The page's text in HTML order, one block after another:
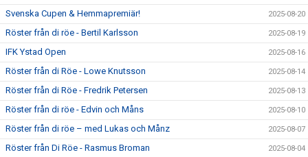
Svenska Cupen & Hemmapremiär! 2025-08-20
Röster från di röe - Bertil Karlsson 2025-08-19
IFK Ystad Open 2025-08-16
Röster från di Röe - Lowe Knutsson 2025-08-14
Röster från di Röe - Fredrik Petersen 2025-08-13
Röster från di röe - Edvin och Måns 2025-08-10
Röster från di röe – med Lukas och Månz 2025-08-07
Röster från Di Röe - Rasmus Broman 2025-08-04